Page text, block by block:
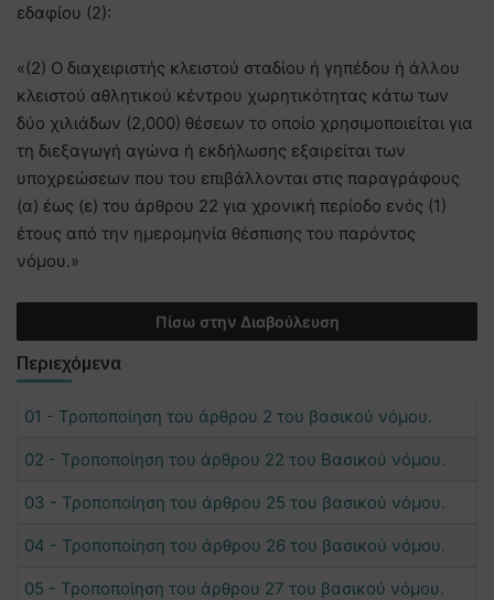
εδαφίου (2):
«(2) Ο διαχειριστής κλειστού σταδίου ή γηπέδου ή άλλου
κλειστού αθλητικού κέντρου χωρητικότητας κάτω των
δύο χιλιάδων (2,000) θέσεων το οποίο χρησιμοποιείται για
τη διεξαγωγή αγώνα ή εκδήλωσης εξαιρείται των
υποχρεώσεων που του επιβάλλονται στις παραγράφους
(α) έως (ε) του άρθρου 22 για χρονική περίοδο ενός (1)
έτους από την ημερομηνία θέσπισης του παρόντος
νόμου.»
Πίσω στην Διαβούλευση
Περιεχόμενα
01 - Τροποποίηση του άρθρου 2 του βασικού νόμου.
02 - Τροποποίηση του άρθρου 22 του Βασικού νόμου.
03 - Τροποποίηση του άρθρου 25 του βασικού νόμου.
04 - Τροποποίηση του άρθρου 26 του βασικού νόμου.
05 - Τροποποίηση του άρθρου 27 του βασικού νόμου.